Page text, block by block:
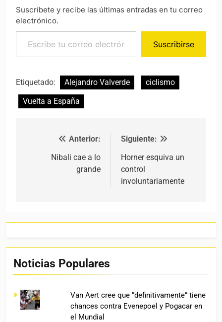
Suscríbete y recibe las últimas entradas en tu correo
electrónico.
Escribe tu correo electrónico…
Suscribirse
Etiquetado: Alejandro Valverde
ciclismo
Vuelta a España
Navegación de entradas
Anterior:
Nibali cae a lo
grande
Siguiente:
Horner esquiva un
control
involuntariamente
Noticias Populares
Van Aert cree que “definitivamente” tiene
chances contra Evenepoel y Pogacar en
el Mundial